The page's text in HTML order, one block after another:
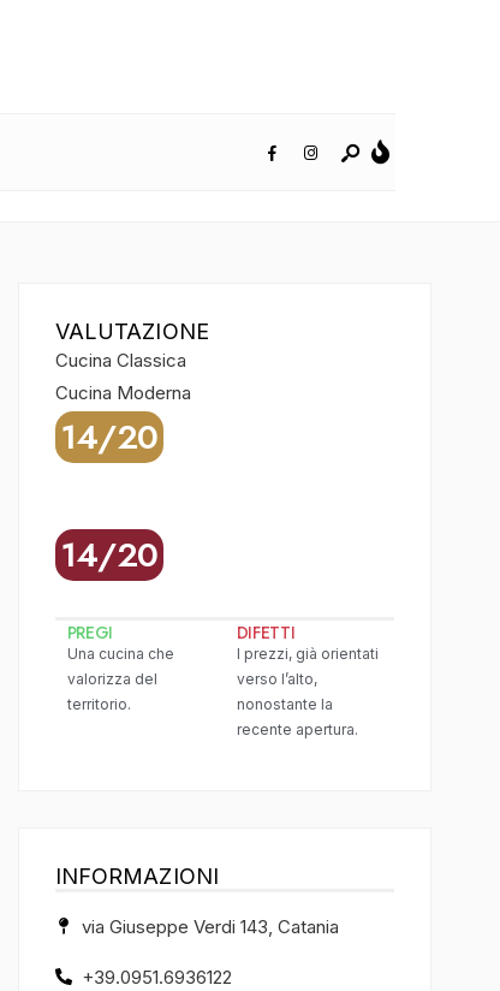
VALUTAZIONE
Cucina Classica
Cucina Moderna
14/20
14/20
PREGI
Una cucina che
valorizza del
territorio.
DIFETTI
I prezzi, già orientati
verso l’alto,
nonostante la
recente apertura.
INFORMAZIONI
via Giuseppe Verdi 143, Catania
+39.0951.6936122